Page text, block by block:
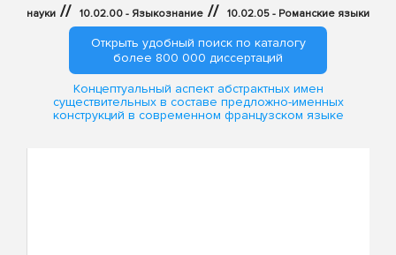
науки // 10.02.00 - Языкознание // 10.02.05 - Романские языки
Открыть удобный поиск по каталогу
более 800 000 диссертаций
Концептуальный аспект абстрактных имен
существительных в составе предложно-именных
конструкций в современном французском языке